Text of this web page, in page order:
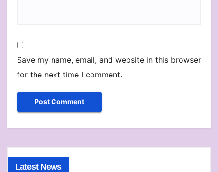
Save my name, email, and website in this browser
for the next time I comment.
Latest News